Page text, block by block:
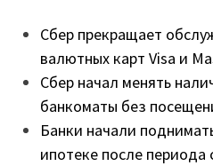
Сбер прекращает
валютных карт Visa и
Сбер начал менять
банкоматы без
Банки начали
ипотеке после периода